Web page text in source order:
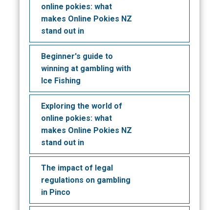
online pokies: what
makes Online Pokies NZ
stand out in
Beginner's guide to
winning at gambling with
Ice Fishing
Exploring the world of
online pokies: what
makes Online Pokies NZ
stand out in
The impact of legal
regulations on gambling
in Pinco